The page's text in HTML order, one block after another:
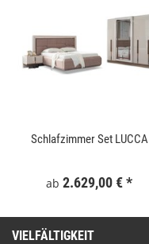
Schlafzimmer Set LUCCA
ab 2.629,00 €*
VIELFÄLTIGKEIT